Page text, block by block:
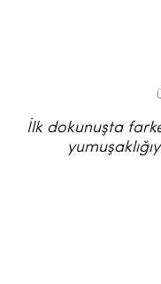
İlk dokunuşta